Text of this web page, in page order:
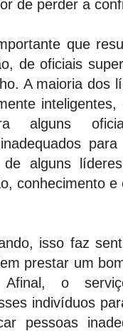
de perder a
que
de oficiais
A maioria dos
alguns
alguns
conhecimento
isso faz
prestar um
Afinal, o
indivíduos
pessoas